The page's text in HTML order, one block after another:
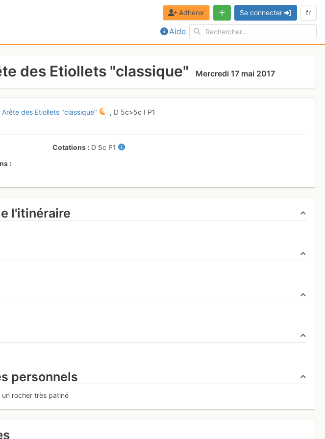
Aide
Adhérer Se connecter fr
des Etiollets "classique" Mercredi 17 mai 2017
des Etiollets "classique" , D 5c>5c I P1
Cotations D 5c P1
l'itinéraire
personnels
rocher très patiné